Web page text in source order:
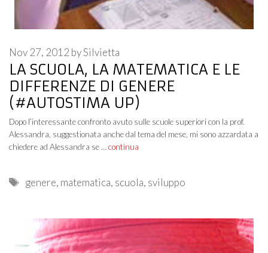
LA SCUOLA, LA MATEMATICA E LE
DIFFERENZE DI GENERE
(#AUTOSTIMA UP)
Nov 27, 2012 bySilvietta
Dopo l’interessante confronto avuto sulle scuole superiori con la prof.
Alessandra, suggestionata anche dal tema del mese, mi sono azzardata a
chiedere ad Alessandra se … continua
Tags
genere, matematica, scuola, sviluppo